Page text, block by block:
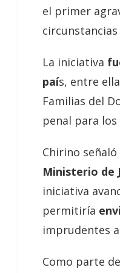
el primer
La iniciativa
país, entre
Familias del
penal para
Chirino
Ministerio de
iniciativa
permitiría
imprudentes
Como parte